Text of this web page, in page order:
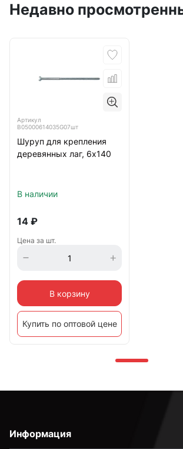
Недавно
Артикул
B05000614035G07шт
Шуруп для крепления
деревянных лаг, 6х140
В наличии
14 ₽
Цена за шт.
В корзину
Купить по оптовой цене
Информация